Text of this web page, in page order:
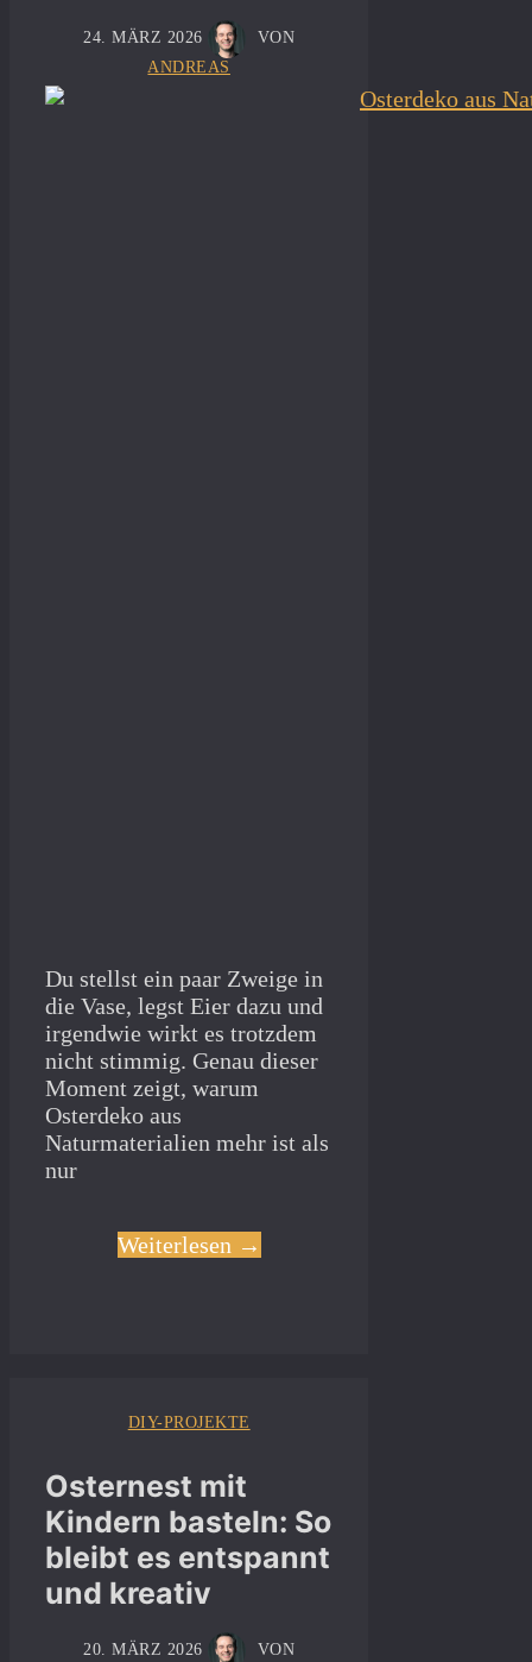
24. MÄRZ 2026
VON
ANDREAS
Du stellst ein paar Zweige in
die Vase, legst Eier dazu und
irgendwie wirkt es trotzdem
nicht stimmig. Genau dieser
Moment zeigt, warum
Osterdeko aus
Naturmaterialien mehr ist als
nur
Weiterlesen →
DIY-PROJEKTE
Osternest mit
Kindern basteln: So
bleibt es entspannt
und kreativ
20. MÄRZ 2026 VON